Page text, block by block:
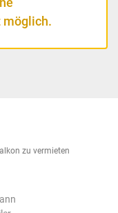
möglich.
zu vermieten